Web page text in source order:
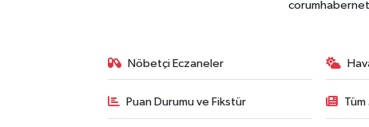
Nöbetçi Eczaneler
Puan Durumu ve Fikstür